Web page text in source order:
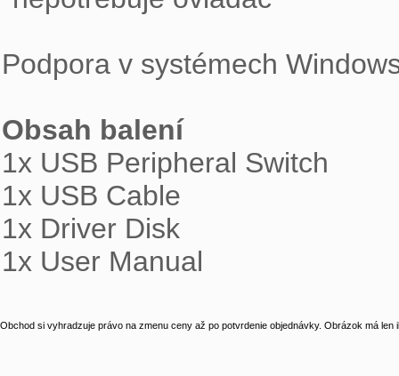
Podpora v systémech
Obsah balení
1x USB Peripheral Switch
1x USB Cable
1x Driver Disk
1x User Manual
Obchod si vyhradzuje právo na zmenu ceny až po potvrdenie objednávky. Obrázok má len